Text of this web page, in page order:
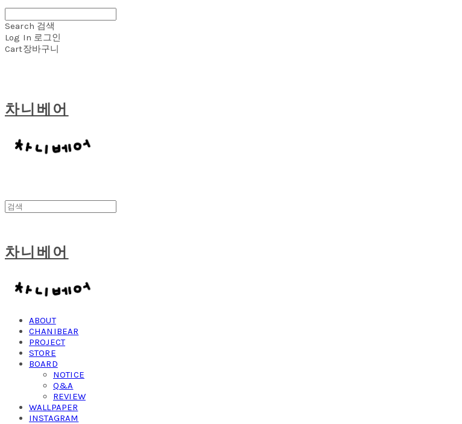
Search 검색
Log In 로그인
Cart장바구니
차니베어
차니베어
ABOUT
CHANIBEAR
PROJECT
STORE
BOARD
NOTICE
Q&A
REVIEW
WALLPAPER
INSTAGRAM